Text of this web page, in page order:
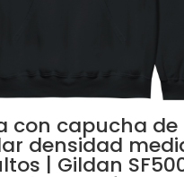
con capucha de
densidad
| Gildan